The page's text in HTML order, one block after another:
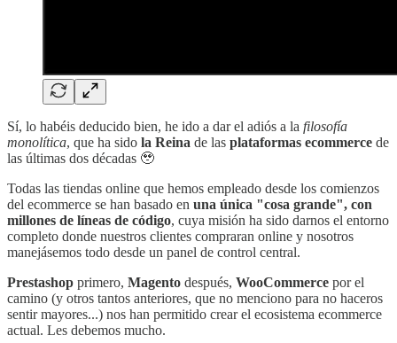
Sí, lo habéis deducido bien, he ido a dar el adiós a la filosofía
monolítica, que ha sido la Reina de las plataformas ecommerce de
las últimas dos décadas 🥹
Todas las tiendas online que hemos empleado desde los comienzos
del ecommerce se han basado en una única "cosa grande", con
millones de líneas de código, cuya misión ha sido darnos el entorno
completo donde nuestros clientes compraran online y nosotros
manejásemos todo desde un panel de control central.
Prestashop primero, Magento después, WooCommerce por el
camino (y otros tantos anteriores, que no menciono para no haceros
sentir mayores...) nos han permitido crear el ecosistema ecommerce
actual. Les debemos mucho.